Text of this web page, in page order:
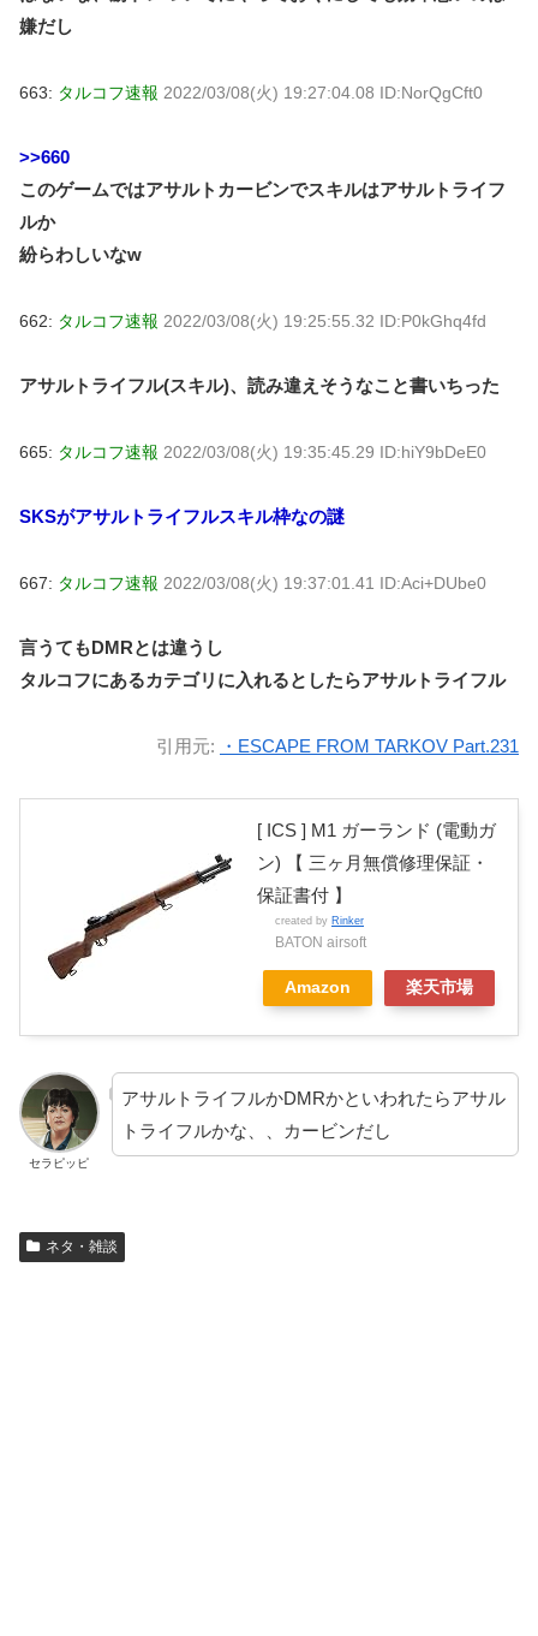
嫌だし
663: タルコフ速報 2022/03/08(火) 19:27:04.08 ID:NorQgCft0
>>660
このゲームではアサルトカービンでスキルはアサルトライフ
ルか
紛らわしいなw
662: タルコフ速報 2022/03/08(火) 19:25:55.32 ID:P0kGhq4fd
アサルトライフル(スキル)、読み違えそうなこと書いちった
665: タルコフ速報 2022/03/08(火) 19:35:45.29 ID:hiY9bDeE0
SKSがアサルトライフルスキル枠なの謎
667: タルコフ速報 2022/03/08(火) 19:37:01.41 ID:Aci+DUbe0
言うてもDMRとは違うし
タルコフにあるカテゴリに入れるとしたらアサルトライフル
引用元: ・ESCAPE FROM TARKOV Part.231
[ ICS ] M1 ガーランド (電動ガ
ン) 【 三ヶ月無償修理保証・
保証書付 】
created by Rinker
BATON airsoft
Amazon 楽天市場
セラピッピ
アサルトライフルかDMRかといわれたらアサル
トライフルかな、、カービンだし
ネタ・雑談